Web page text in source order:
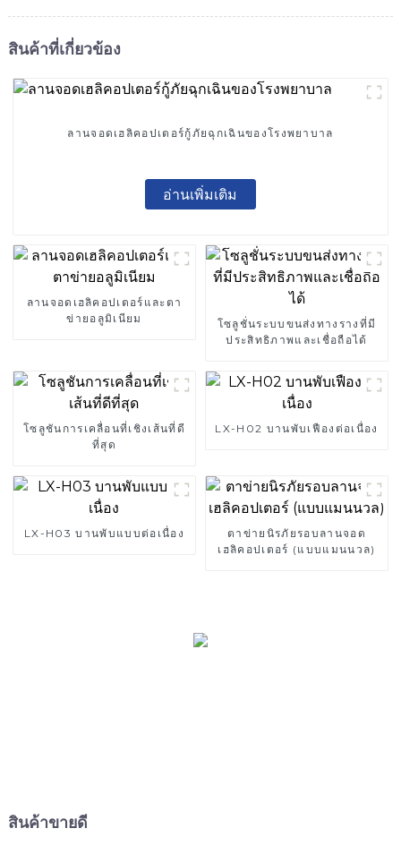
สินค้าที่เกี่ยวข้อง
ลานจอดเฮลิคอปเตอร์กู้ภัยฉุกเฉินของโรงพยาบาล
อ่านเพิ่มเติม
ลานจอดเฮลิคอปเตอร์และตา
ข่ายอลูมิเนียม
โซลูชั่นระบบขนส่งทางรางที่มี
ประสิทธิภาพและเชื่อถือได้
โซลูชันการเคลื่อนที่เชิงเส้นที่ดี
ที่สุด
LX-H02 บานพับเฟืองต่อเนื่อง
LX-H03 บานพับแบบต่อเนื่อง
ตาข่ายนิรภัยรอบลานจอด
เฮลิคอปเตอร์ (แบบแมนนวล)
สินค้าขายดี